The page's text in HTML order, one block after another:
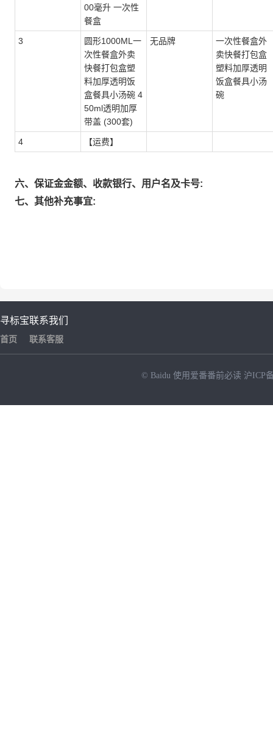
00毫升 一次性
餐盒
3
圆形1000ML一
次性餐盒外卖
快餐打包盒塑
料加厚透明饭
盒餐具小汤碗 4
50ml透明加厚
带盖 (300套)
无品牌
一次性餐盒外
卖快餐打包盒
塑料加厚透明
饭盒餐具小汤
碗
4 【运费】
六、保证金金额、收款银行、用户名及卡号:
七、其他补充事宜:
寻标宝
首页
联系我们
联系客服
© Baidu 使用爱番番前必读 沪ICP